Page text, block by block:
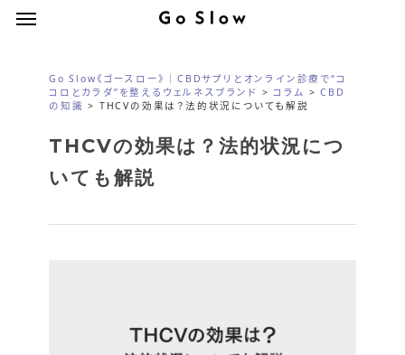
Skip
content
Menu
Go Slow《ゴースロー》｜CBDサプリとオンライン診療で“コ
コロとカラダ”を整えるウェルネスブランド >コラム >CBD
の知識 > THCVの効果は？法的状況についても解説
THCVの効果は？法的状況につ
いても解説
Menu